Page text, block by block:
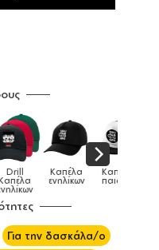
Κούπες Κούπες
ειδικές
Για την δασκάλα/ο